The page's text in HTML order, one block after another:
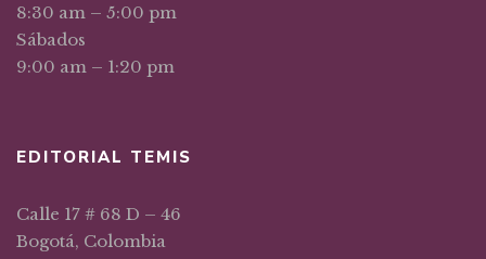
8:30 am – 5:00 pm
Sábados
9:00 am – 1:20 pm
EDITORIAL TEMIS
Calle 17 # 68 D – 46
Bogotá, Colombia